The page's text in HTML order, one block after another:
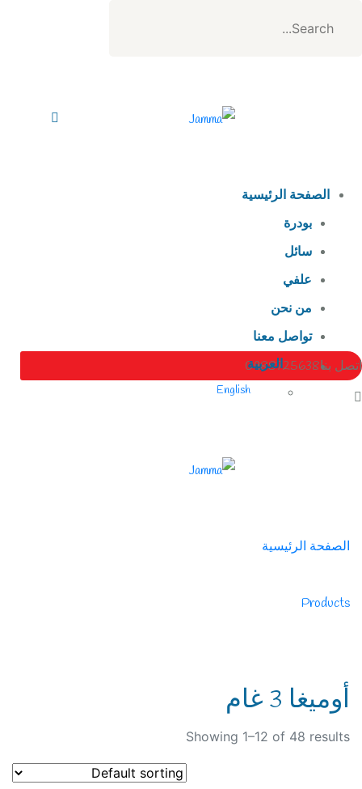
الصفحة الرئيسية
بودرة
سائل
علفي
من نحن
تواصل معنا
العربية
English
اتصل بنا0988725638
الصفحة الرئيسية
Products
أوميغا 3 غام
Showing 1–12 of 48 results